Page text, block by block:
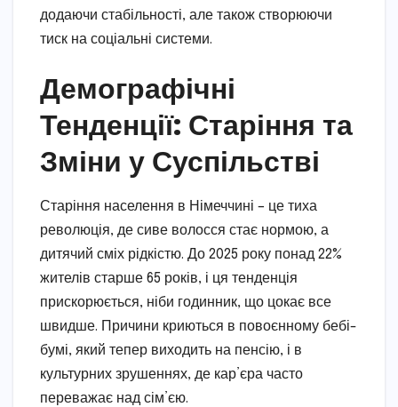
додаючи стабільності, але також створюючи
тиск на соціальні системи.
Демографічні
Тенденції: Старіння та
Зміни у Суспільстві
Старіння населення в Німеччині – це тиха
революція, де сиве волосся стає нормою, а
дитячий сміх рідкістю. До 2025 року понад 22%
жителів старше 65 років, і ця тенденція
прискорюється, ніби годинник, що цокає все
швидше. Причини криються в повоєнному бебі-
бумі, який тепер виходить на пенсію, і в
культурних зрушеннях, де кар’єра часто
переважає над сім’єю.